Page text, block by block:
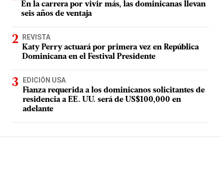
En la carrera por vivir más, las dominicanas llevan
seis años de ventaja
REVISTA
Katy Perry actuará por primera vez en República
Dominicana en el Festival Presidente
EDICIÓN USA
Fianza requerida a los dominicanos solicitantes de
residencia a EE. UU. será de US$100,000 en
adelante